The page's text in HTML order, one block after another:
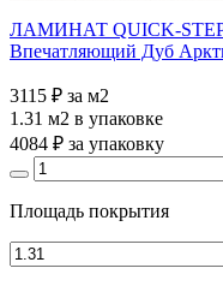
ЛАМИНАТ QUICK-STEP
Впечатляющий Дуб
3115 ₽ за м2
1.31 м2 в упаковке
4084 ₽ за упаковку
Площадь покрытия